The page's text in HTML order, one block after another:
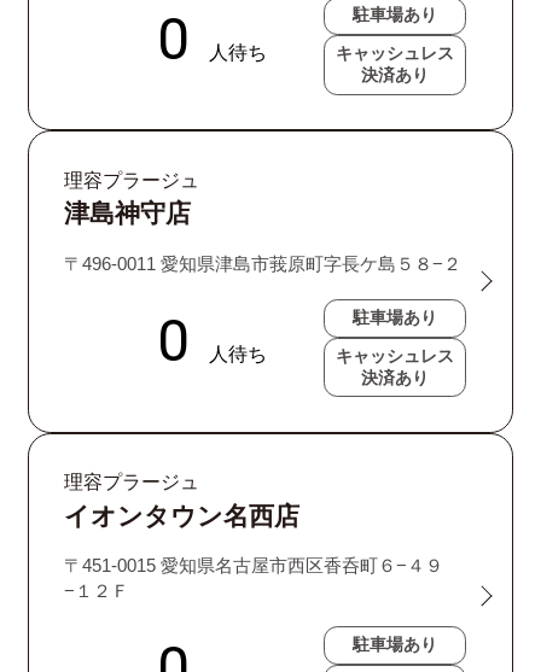
駐車場あり
キャッシュレス
決済あり
理容プラージュ
津島神守店
〒496-0011 愛知県津島市莪原町字長ケ島５８−２
駐車場あり
キャッシュレス
決済あり
理容プラージュ
イオンタウン名西店
〒451-0015 愛知県名古屋市西区香呑町６−４９
−１２Ｆ
駐車場あり